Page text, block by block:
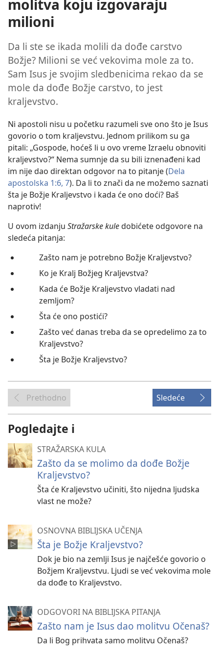
molitva koju izgovaraju
milioni
Da li ste se ikada molili da dođe carstvo
Božje? Milioni se već vekovima mole za to.
Sam Isus je svojim sledbenicima rekao da se
mole da dođe Božje carstvo, to jest
kraljevstvo.
Ni apostoli nisu u početku razumeli sve ono što je Isus
govorio o tom kraljevstvu. Jednom prilikom su ga
pitali: „Gospode, hoćeš li u ovo vreme Izraelu obnoviti
kraljevstvo?“ Nema sumnje da su bili iznenađeni kad
im nije dao direktan odgovor na to pitanje (Dela
apostolska 1:6, 7). Da li to znači da ne možemo saznati
šta je Božje Kraljevstvo i kada će ono doći? Baš
naprotiv!
U ovom izdanju Stražarske kuledobićete odgovore na
sledeća pitanja:
Zašto nam je potrebno Božje Kraljevstvo?
Ko je Kralj Božjeg Kraljevstva?
Kada će Božje Kraljevstvo vladati nad
zemljom?
Šta će ono postići?
Zašto već danas treba da se opredelimo za to
Kraljevstvo?
Šta je Božje Kraljevstvo?
Prethodno Sledeće
Pogledajte i
STRAŽARSKA KULA
Zašto da se molimo da dođe Božje
Kraljevstvo?
Šta će Kraljevstvo učiniti, što nijedna ljudska
vlast ne može?
OSNOVNA BIBLIJSKA UČENJA
Šta je Božje Kraljevstvo?
Dok je bio na zemlji Isus je najčešće govorio o
Božjem Kraljevstvu. Ljudi se već vekovima mole
da dođe to Kraljevstvo.
ODGOVORI NA BIBLIJSKA PITANJA
Zašto nam je Isus dao molitvu Očenaš?
Da li Bog prihvata samo molitvu Očenaš?